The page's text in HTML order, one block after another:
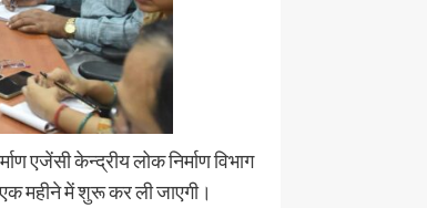
एजेंसी केन्द्रीय लोक निर्माण विभाग
महीने में शुरू कर ली जाएगी।